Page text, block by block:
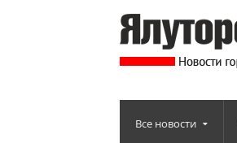
Все новости